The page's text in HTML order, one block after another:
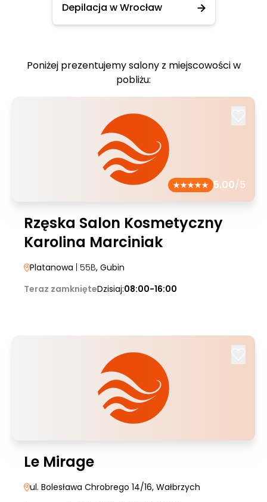
Depilacja w Wrocław
Poniżej prezentujemy salony z miejscowości w
pobliżu:
5.00/5
Rzęska Salon Kosmetyczny
Karolina Marciniak
Platanowa | 55B, Gubin
Teraz zamknięteDzisiaj:08:00-16:00
Le Mirage
ul. Bolesława Chrobrego 14/16, Wałbrzych